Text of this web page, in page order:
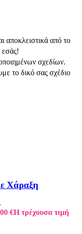
αποκλειστικά από το
εσάς!
σχεδίων.
το δικό σας σχέδιο
Χάραξη
€Η τρέχουσα τιμή